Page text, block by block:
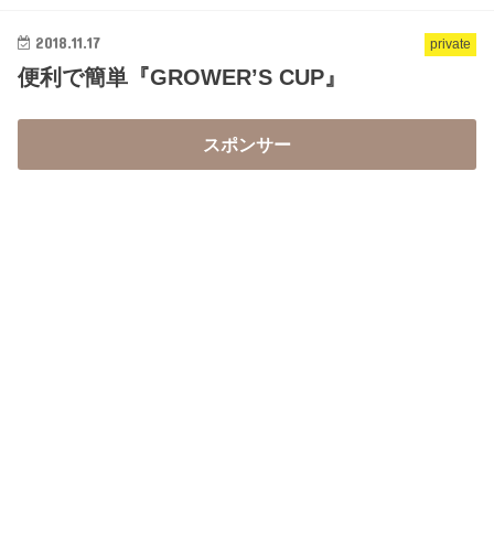
private
2018.11.17
便利で簡単『GROWER’S CUP』
スポンサー